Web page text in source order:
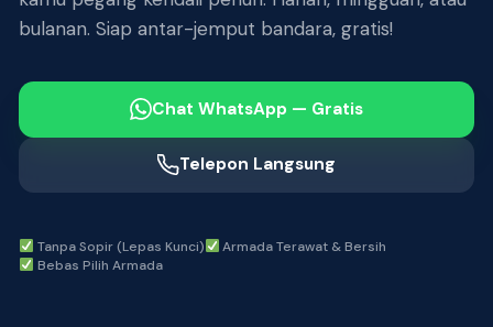
bulanan. Siap antar-jemput bandara, gratis!
Chat WhatsApp — Gratis
Telepon Langsung
Tanpa Sopir (Lepas Kunci)
Armada Terawat & Bersih
Bebas Pilih Armada